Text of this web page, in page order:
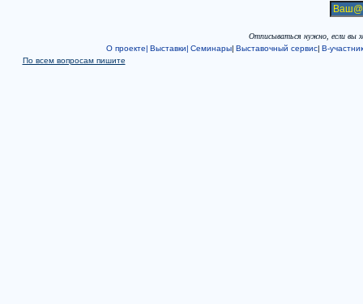
Отписываться нужно, если вы
О проекте| Выставки| Семинары| Выставочный сервис| В-
По всем вопросам пишите